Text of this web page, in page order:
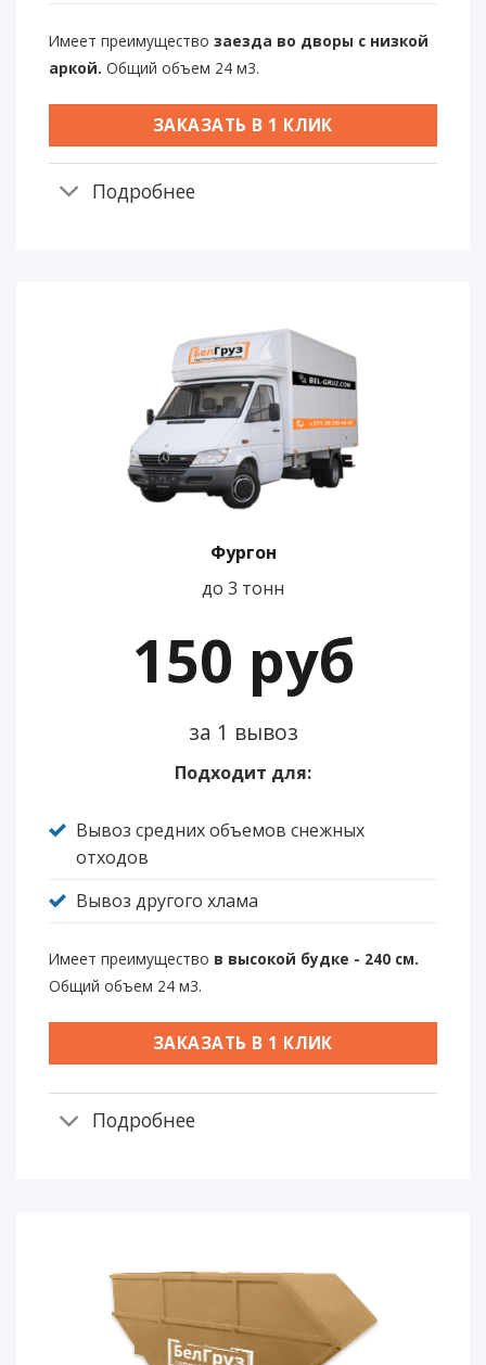
Имеет преимущество заезда во дворы с низкой
аркой. Общий объем 24 м3.
ЗАКАЗАТЬ В 1 КЛИК
Подробнее
Фургон
до 3 тонн
150 руб
за 1 вывоз
Подходит для:
Вывоз средних объемов снежных
отходов
Вывоз другого хлама
Имеет преимущество в высокой будке - 240 см.
Общий объем 24 м3.
ЗАКАЗАТЬ В 1 КЛИК
Подробнее